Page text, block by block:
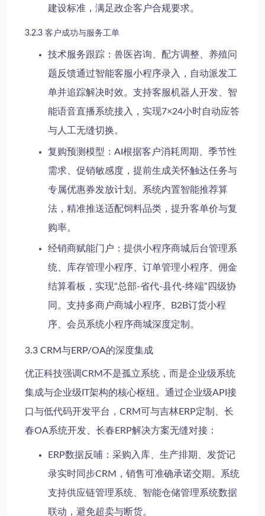
建设标准，满足政企客户合规要求。
3.2.3 客户成功与服务工单
技术服务跟踪 ：兽医咨询、配方调整、养殖问
题反馈通过智能客服小程序录入，自动派发工
单并追踪解决时效。支持客服机器人开发、智
能语音直播系统接入，实现7×24小时自动应答
与人工无缝切换。
复购预测模型 ：AI根据客户消耗周期、季节性
需求、促销敏感度，提前生成关怀触达任务与
专属优惠券发放计划。系统内置智能推荐算
法，精准推送适配饲料品类，提升客单价与复
购率。
经销商赋能门户 ：提供小程序商城后台管理系
统、库存管理小程序、订单管理小程序、佣金
结算看板，实现“总部-省代-县代-终端”四级协
同。支持多商户商城小程序、B2B订货小程
序、会员系统小程序商城深度定制。
3.3 CRM与ERP/OA的深度集成
优正科技强调CRM不是孤立系统，而是企业级系统
集成与企业级IT架构的核心枢纽。通过企业级API接
口与低代码开发平台，CRM可与吉林ERP定制、长
春OA系统开发、长春ERP解决方案无缝对接：
ERP数据反哺 ：采购入库、生产排期、发货记
录实时同步CRM，销售可准确承诺交期。系统
支持供应链管理系统、智能仓储管理系统数据
联动，避免超卖与断货。